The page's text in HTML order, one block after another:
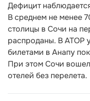
Дефицит
В среднем не менее
столицы в Сочи на
распроданы. В АТОР
билетами в Анапу
При этом Сочи
отелей без перелета.